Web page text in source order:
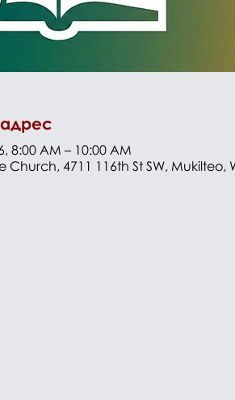
8:00 AM – 10:00 AM
Church, 4711 116th St SW, Mukilteo,